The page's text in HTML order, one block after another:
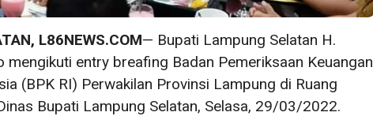
L86NEWS.COM— Bupati Lampung Selatan H.
mengikuti entry breafing Badan Pemeriksaan Keuangan
(BPK RI) Perwakilan Provinsi Lampung di Ruang
Bupati Lampung Selatan, Selasa, 29/03/2022.